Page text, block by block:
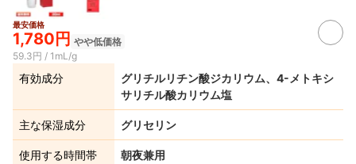
最安価格
1,780円 やや低価格
59.3円 / 1mL/g
有効成分
グリチルリチン酸ジカリウム、4-メトキシ
サリチル酸カリウム塩
主な保湿成分 グリセリン
使用する時間帯 朝夜兼用